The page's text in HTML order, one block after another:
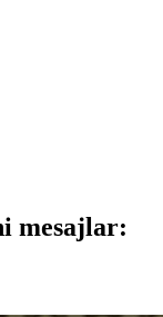
mesajlar: